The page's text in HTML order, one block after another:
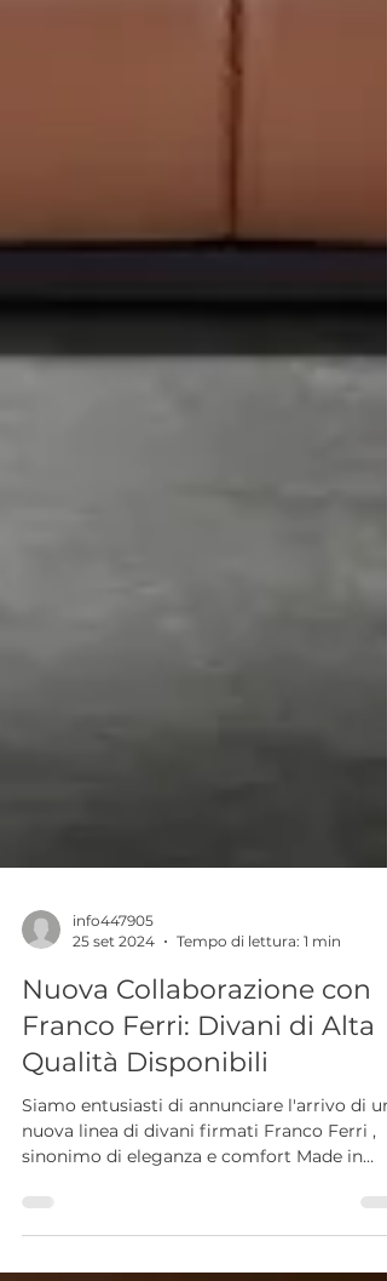
info447905
25 set 2024
Tempo di lettura: 1 min
Nuova Collaborazione con
Franco Ferri: Divani di Alta
Qualità Disponibili
Siamo entusiasti di annunciare l'arrivo di
nuova linea di divani firmati Franco Ferri ,